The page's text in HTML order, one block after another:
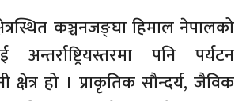
कञ्चनजङ्घा हिमाल नेपालको
अन्तर्राष्ट्रियस्तरमा पनि पर्यटन
क्षेत्र हो । प्राकृतिक सौन्दर्य, जैविक